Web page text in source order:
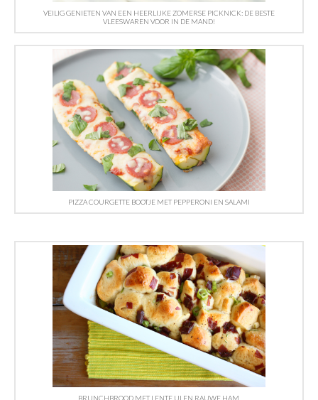
VEILIG GENIETEN VAN EEN HEERLIJKE ZOMERSE PICKNICK: DE BESTE
VLEESWAREN VOOR IN DE MAND!
PIZZA COURGETTE BOOTJE MET PEPPERONI EN SALAMI
BRUNCHBROOD MET LENTE UI EN RAUWE HAM